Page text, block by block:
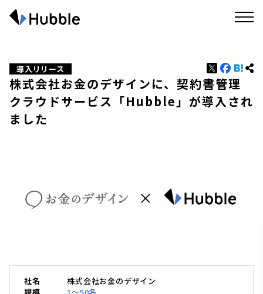
導入リリース
株式会社お金のデザインに、契約書管理
クラウドサービス「Hubble」が導入され
ました
社名
株式会社お金のデザイン